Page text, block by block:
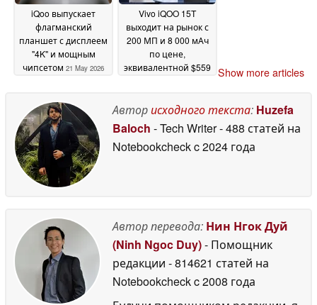
iQoo выпускает
флагманский
планшет с дисплеем
"4K" и мощным
чипсетом 21 May 2026
Vivo iQOO 15T
выходит на рынок с
200 МП и 8 000 мАч
по цене,
эквивалентной $559 Show more articles
Авторисходного текста: Huzefa
Baloch - Tech Writer- 488 статей на
Notebookcheckc 2024 года
Автор перевода: Нин Нгок Дуй
(Ninh Ngoc Duy)- Помощник
редакции - 814621 статей на
Notebookcheckc 2008 года